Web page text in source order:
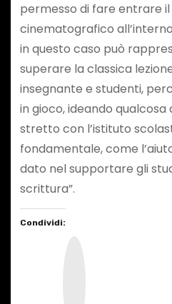
permesso di fare entrare il
cinematografico
in questo caso può
superare la classica
insegnante e studenti,
in gioco, ideando
stretto con l’istituto
fondamentale, come
dato nel supportare gli
scrittura”.
Condividi: